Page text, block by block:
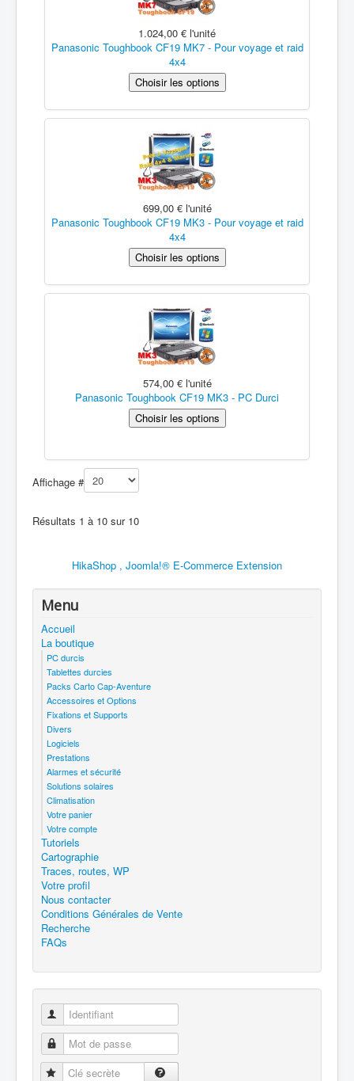
1.024,00 € l'unité
Panasonic Toughbook CF19 MK7 - Pour voyage et raid
4x4
699,00 € l'unité
Panasonic Toughbook CF19 MK3 - Pour voyage et raid
4x4
574,00 € l'unité
Panasonic Toughbook CF19 MK3 - PC Durci
Affichage #
Résultats 1 à 10 sur 10
HikaShop , Joomla!® E-Commerce Extension
Menu
Accueil
La boutique
PC durcis
Tablettes durcies
Packs Carto Cap-Aventure
Accessoires et Options
Fixations et Supports
Divers
Logiciels
Prestations
Alarmes et sécurité
Solutions solaires
Climatisation
Votre panier
Votre compte
Tutoriels
Cartographie
Traces, routes, WP
Votre profil
Nous contacter
Conditions Générales de Vente
Recherche
FAQs
Identifiant
Mot de passe
Clé secrète